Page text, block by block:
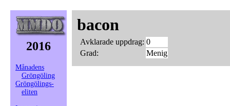
2016
Månadens
Gröngöling
Gröngölings-
eliten
bacon
Avklarade uppdrag: 0
Grad:
Menig